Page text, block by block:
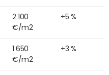
2 100
€/m2
+5 %
1 650
€/m2
+3 %